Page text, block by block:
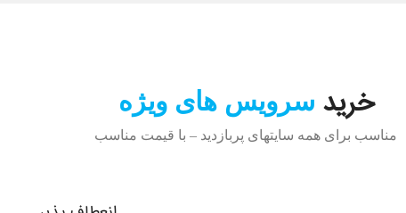
خرید سرویس های ویژه
مناسب برای همه سایتهای پربازدید – با قیمت مناسب